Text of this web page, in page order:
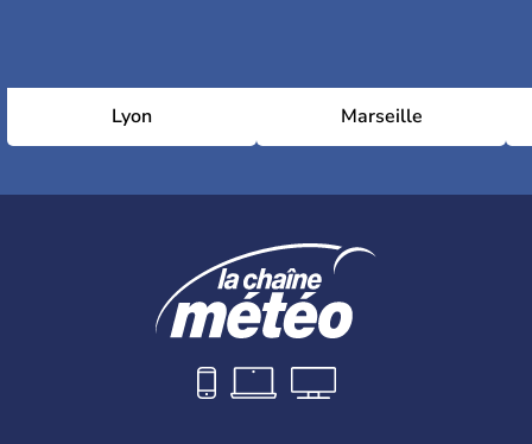
Lyon Marseille